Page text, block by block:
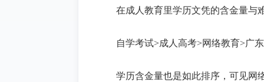
在成人教育里学历文凭的含金量与
自学考试>成人高考>网络教育>广
学历含金量也是如此排序，可见网